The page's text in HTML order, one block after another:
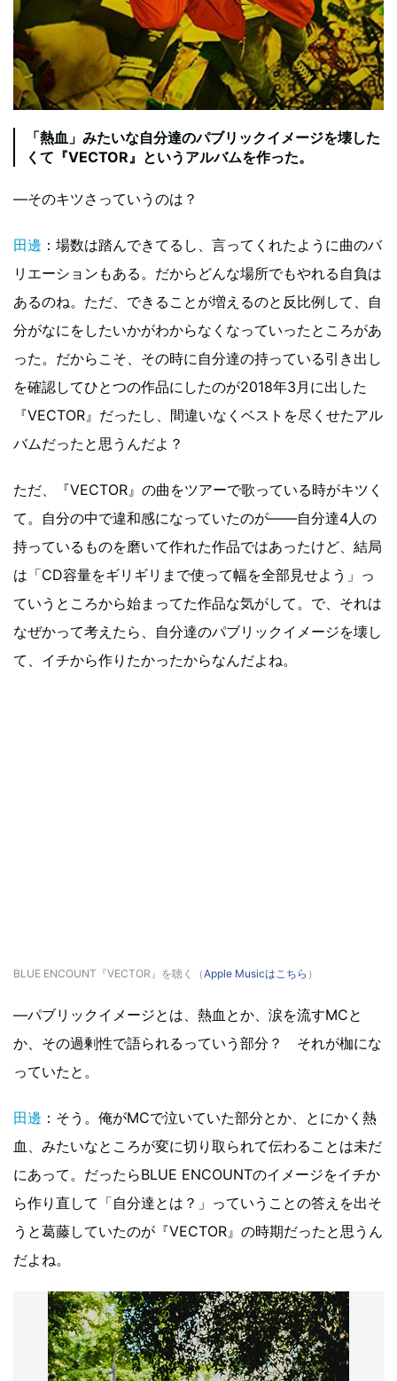
「熱血」みたいな自分達のパブリックイメージを壊した
くて『VECTOR』というアルバムを作った。
―そのキツさっていうのは？
田邊 ：場数は踏んできてるし、言ってくれたように曲のバ
リエーションもある。だからどんな場所でもやれる自負は
あるのね。ただ、できることが増えるのと反比例して、自
分がなにをしたいかがわからなくなっていったところがあ
った。だからこそ、その時に自分達の持っている引き出し
を確認してひとつの作品にしたのが2018年3月に出した
『VECTOR』だったし、間違いなくベストを尽くせたアル
バムだったと思うんだよ？
ただ、『VECTOR』の曲をツアーで歌っている時がキツく
て。自分の中で違和感になっていたのが――自分達4人の
持っているものを磨いて作れた作品ではあったけど、結局
は「CD容量をギリギリまで使って幅を全部見せよう」っ
ていうところから始まってた作品な気がして。で、それは
なぜかって考えたら、自分達のパブリックイメージを壊し
て、イチから作りたかったからなんだよね。
BLUE ENCOUNT『VECTOR』を聴く（Apple Musicはこちら ）
―パブリックイメージとは、熱血とか、涙を流すMCと
か、その過剰性で語られるっていう部分？ それが枷にな
っていたと。
田邊 ：そう。俺がMCで泣いていた部分とか、とにかく熱
血、みたいなところが変に切り取られて伝わることは未だ
にあって。だったらBLUE ENCOUNTのイメージをイチか
ら作り直して「自分達とは？」っていうことの答えを出そ
うと葛藤していたのが『VECTOR』の時期だったと思うん
だよね。